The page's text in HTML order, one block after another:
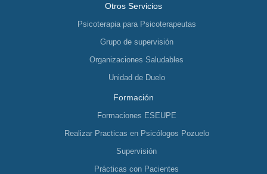
Otros Servicios
Psicoterapia para Psicoterapeutas
Grupo de supervisión
Organizaciones Saludables
Unidad de Duelo
Formación
Formaciones ESEUPE
Realizar Practicas en Psicólogos Pozuelo
Supervisión
Prácticas con Pacientes